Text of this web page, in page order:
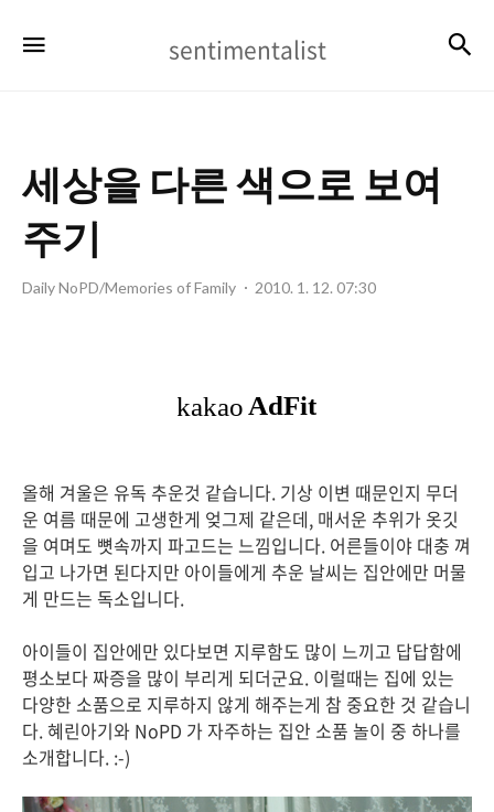
sentimentalist
세상을 다른 색으로 보여
주기
Daily NoPD/Memories of Family 2010. 1. 12. 07:30
올해 겨울은 유독 추운것 같습니다. 기상 이변 때문인지 무더
운 여름 때문에 고생한게 엊그제 같은데, 매서운 추위가 옷깃
을 여며도 뼛속까지 파고드는 느낌입니다. 어른들이야 대충 껴
입고 나가면 된다지만 아이들에게 추운 날씨는 집안에만 머물
게 만드는 독소입니다.
아이들이 집안에만 있다보면 지루함도 많이 느끼고 답답함에
평소보다 짜증을 많이 부리게 되더군요. 이럴때는 집에 있는
다양한 소품으로 지루하지 않게 해주는게 참 중요한 것 같습니
다. 혜린아기와 NoPD 가 자주하는 집안 소품 놀이 중 하나를
소개합니다. :-)